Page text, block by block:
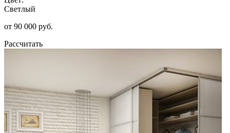
Светлый
от 90 000 руб.
Рассчитать